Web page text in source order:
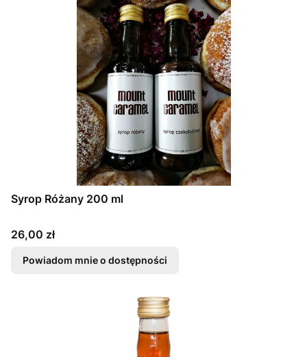
Syrop Różany 200 ml
Cena
26,00 zł
Powiadom mnie o dostępności